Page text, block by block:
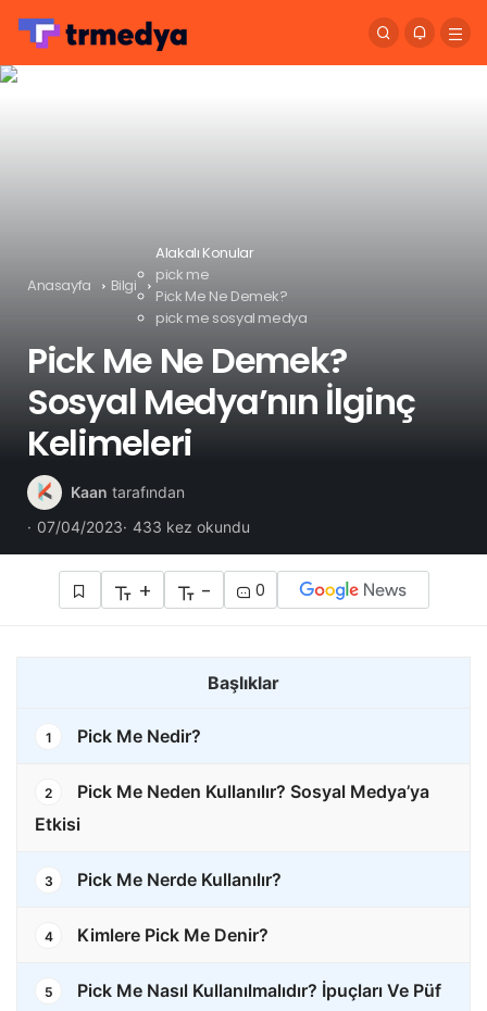
Anasayfa Bilgi
Alakalı Konular
pick me
Pick Me Ne Demek?
pick me sosyal medya
Pick Me Ne Demek?
Sosyal Medya’nın İlginç
Kelimeleri
Kaan tarafından
07/04/2023 433 kez okundu
+ - 0
Başlıklar
1 Pick Me Nedir?
2
Pick Me Neden Kullanılır? Sosyal Medya’ya
Etkisi
3 Pick Me Nerde Kullanılır?
4 Kimlere Pick Me Denir?
5
Pick Me Nasıl Kullanılmalıdır? İpuçları Ve Püf